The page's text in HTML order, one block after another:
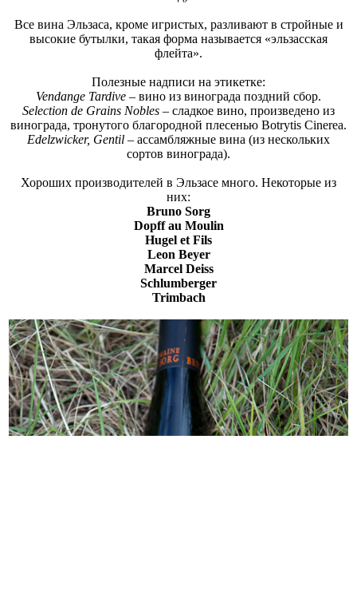
Все вина Эльзаса, кроме игристых, разливают в стройные и
высокие бутылки, такая форма называется «эльзасская
флейта».
Полезные надписи на этикетке:
Vendange Tardive – вино из винограда поздний сбор.
Selection de Grains Nobles – сладкое вино, произведено из
винограда, тронутого благородной плесенью Botrytis Cinerea.
Edelzwicker, Gentil – ассамбляжные вина (из нескольких
сортов винограда).
Хороших производителей в Эльзасе много. Некоторые из
них:
Bruno Sorg
Dopff au Moulin
Hugel et Fils
Leon Beyer
Marcel Deiss
Schlumberger
Trimbach